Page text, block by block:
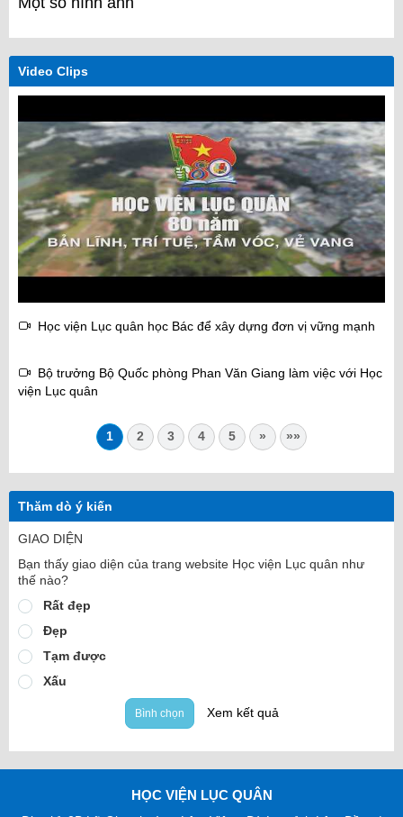
Video Clips
Học viện Lục quân học Bác để xây dựng đơn vị vững mạnh
Bộ trưởng Bộ Quốc phòng Phan Văn Giang làm việc với Học
viện Lục quân
1 2 3 4 5 » »»
Thăm dò ý kiến
GIAO DIỆN
Bạn thấy giao diện của trang website Học viện Lục quân như
thế nào?
Rất đẹp
Đẹp
Tạm được
Xấu
Bình chọn Xem kết quả
HỌC VIỆN LỤC QUÂN